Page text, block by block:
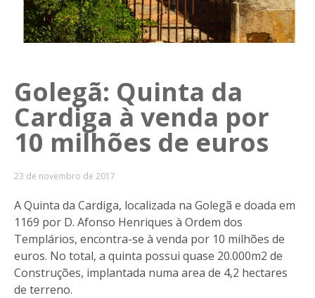
Golegã: Quinta da
Cardiga à venda por
10 milhões de euros
23 de novembro de 2017
A Quinta da Cardiga, localizada na Golegã e doada em
1169 por D. Afonso Henriques à Ordem dos
Templários, encontra-se à venda por 10 milhões de
euros. No total, a quinta possui quase 20.000m2 de
Construções, implantada numa area de 4,2 hectares
de terreno.